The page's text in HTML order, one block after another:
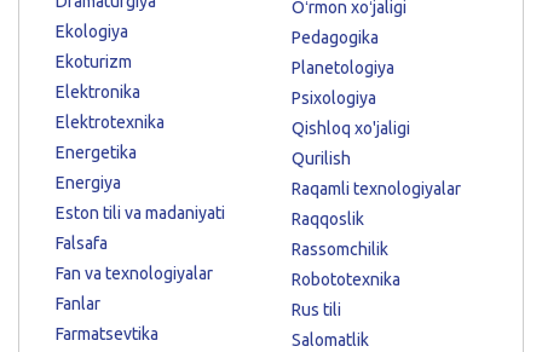
Ekologiya
Ekoturizm
Elektronika
Elektrotexnika
Energetika
Energiya
Eston tili va madaniyati
Falsafa
Fan va texnologiyalar
Fanlar
Farmatsevtika
Oʻrmon xoʻjaligi
Pedagogika
Planetologiya
Psixologiya
Qishloq xo'jaligi
Qurilish
Raqamli texnologiyalar
Raqqoslik
Rassomchilik
Robototexnika
Rus tili
Salomatlik